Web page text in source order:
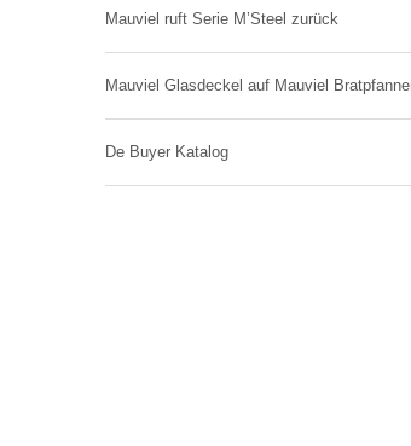
Mauviel ruft Serie M’Steel zurück
Mauviel Glasdeckel auf Mauviel
De Buyer Katalog